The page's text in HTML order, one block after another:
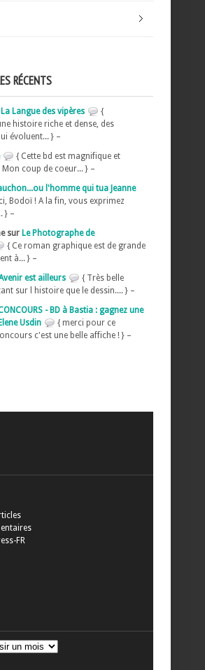
RÉCENTS
La Langue des vipères
{
histoire riche et dense, des
évoluent... } –
{ Cette bd est magnifique et
coup de coeur... } –
l'homme qui tua Jeanne
Bodoï ! A la fin, vous exprimez
} –
sur Le Photographe de
{ Ce roman graphique est de grande
à... } –
est ailleurs
{ Très belle
sur l histoire que le dessin.... } –
- BD à Bastia : gagnez une
Usdin
{ merci pour ce
c'est une belle affiche ! } –
FR